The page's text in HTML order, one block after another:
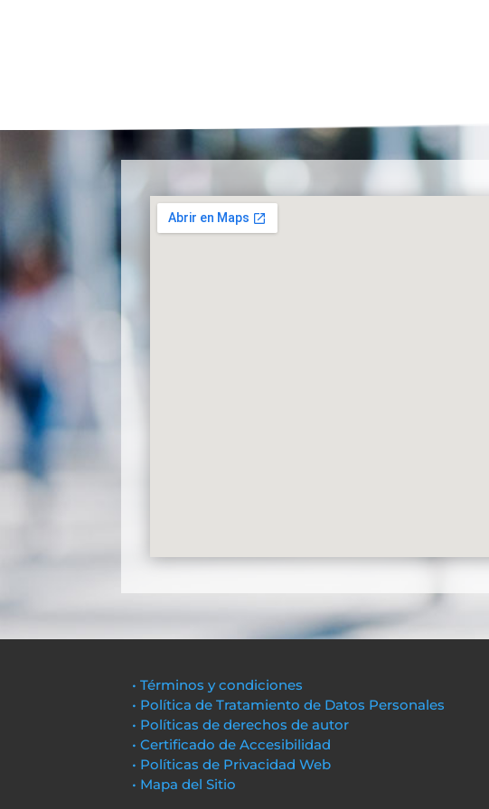
• Términos y condiciones
• Política de Tratamiento de Datos Personales
• Políticas de derechos de autor
• Certificado de Accesibilidad
• Políticas de Privacidad Web
• Mapa del Sitio